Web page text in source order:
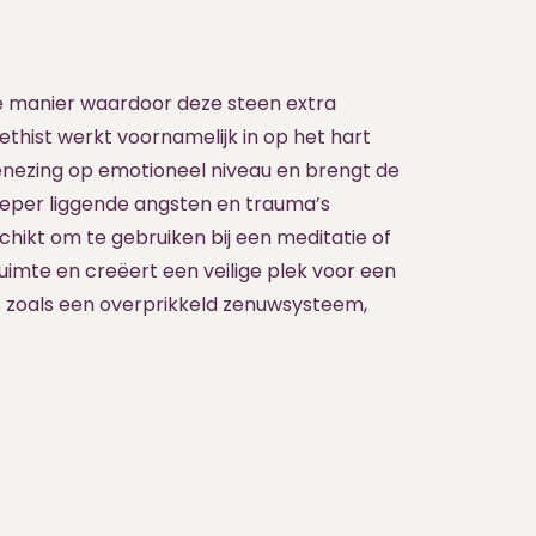
waardoor deze steen extra
werkt voornamelijk in op het hart
op emotioneel niveau en brengt de
liggende angsten en trauma’s
om te gebruiken bij een meditatie of
en creëert een veilige plek voor een
een overprikkeld zenuwsysteem,